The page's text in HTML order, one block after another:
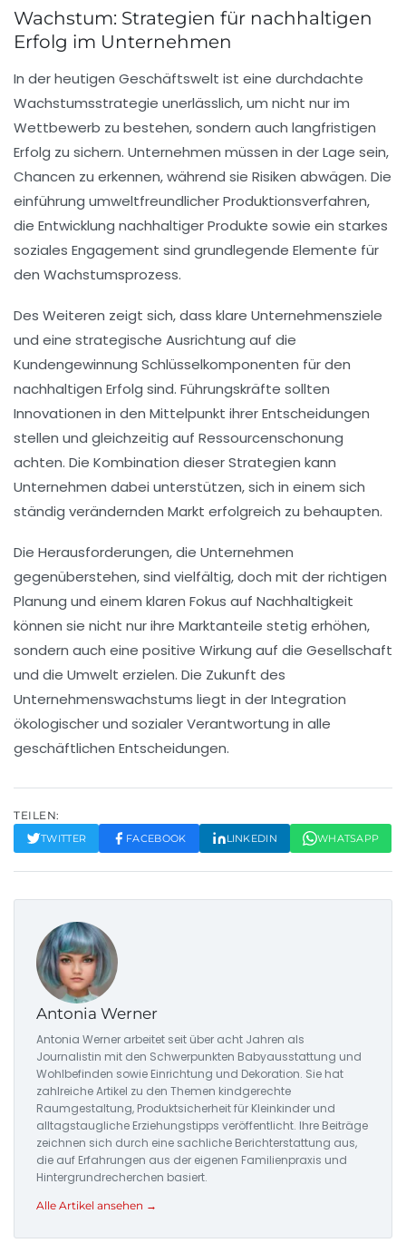
Wachstum: Strategien für nachhaltigen
Erfolg im Unternehmen
In der heutigen Geschäftswelt ist eine durchdachte
Wachstumsstrategie unerlässlich, um nicht nur im
Wettbewerb zu bestehen, sondern auch langfristigen
Erfolg zu sichern. Unternehmen müssen in der Lage sein,
Chancen zu erkennen, während sie Risiken abwägen. Die
einführung umweltfreundlicher Produktionsverfahren,
die Entwicklung nachhaltiger Produkte sowie ein starkes
soziales Engagement sind grundlegende Elemente für
den Wachstumsprozess.
Des Weiteren zeigt sich, dass klare Unternehmensziele
und eine strategische Ausrichtung auf die
Kundengewinnung Schlüsselkomponenten für den
nachhaltigen Erfolg sind. Führungskräfte sollten
Innovationen in den Mittelpunkt ihrer Entscheidungen
stellen und gleichzeitig auf Ressourcenschonung
achten. Die Kombination dieser Strategien kann
Unternehmen dabei unterstützen, sich in einem sich
ständig verändernden Markt erfolgreich zu behaupten.
Die Herausforderungen, die Unternehmen
gegenüberstehen, sind vielfältig, doch mit der richtigen
Planung und einem klaren Fokus auf Nachhaltigkeit
können sie nicht nur ihre Marktanteile stetig erhöhen,
sondern auch eine positive Wirkung auf die Gesellschaft
und die Umwelt erzielen. Die Zukunft des
Unternehmenswachstums liegt in der Integration
ökologischer und sozialer Verantwortung in alle
geschäftlichen Entscheidungen.
TEILEN:
TWITTER FACEBOOK LINKEDIN WHATSAPP
Antonia Werner
Antonia Werner arbeitet seit über acht Jahren als
Journalistin mit den Schwerpunkten Babyausstattung und
Wohlbefinden sowie Einrichtung und Dekoration. Sie hat
zahlreiche Artikel zu den Themen kindgerechte
Raumgestaltung, Produktsicherheit für Kleinkinder und
alltagstaugliche Erziehungstipps veröffentlicht. Ihre Beiträge
zeichnen sich durch eine sachliche Berichterstattung aus,
die auf Erfahrungen aus der eigenen Familienpraxis und
Hintergrundrecherchen basiert.
Alle Artikel ansehen →